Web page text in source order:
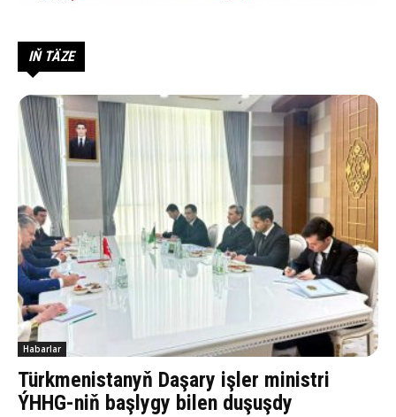
IŇ TÄZE
Habarlar
Türkmenistanyň Daşary işler ministri
ÝHHG-niň başlygy bilen duşuşdy